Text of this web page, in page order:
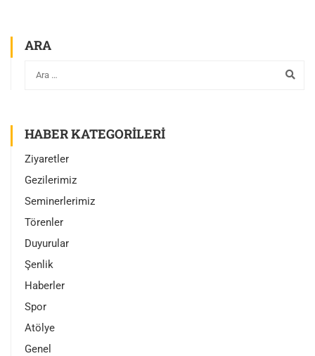
ARA
HABER KATEGORILERI
Ziyaretler
Gezilerimiz
Seminerlerimiz
Törenler
Duyurular
Şenlik
Haberler
Spor
Atölye
Genel